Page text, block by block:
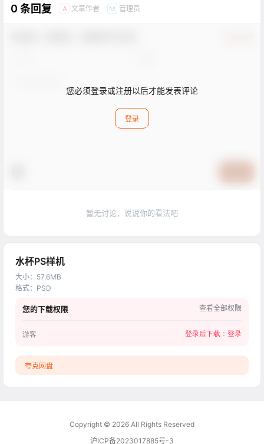
0 条回复 A 文章作者 M 管理员
您必须登录或注册以后才能发表评论
登录
暂无讨论，说说你的看法吧
水杯PS样机
大小： 57.6MB
格式： PSD
您的下载权限 查看全部权限
游客 登录后下载： 登录
夸克网盘
Copyright © 2026 All Rights Reserved
沪ICP备2023017885号-3